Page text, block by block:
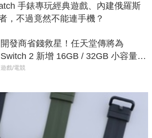
手錶專玩經典遊戲、內建俄羅斯
，不過竟然不能連手機？
開發商省錢救星！任天堂傳將為
Switch 2 新增 16GB / 32GB 小容量遊
戲卡的選擇
遊戲/電競